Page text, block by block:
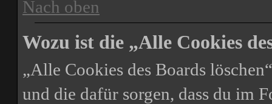
Nach oben
Wozu ist die „Alle Cookies
„Alle Cookies des Boards
und die dafür sorgen, dass du im